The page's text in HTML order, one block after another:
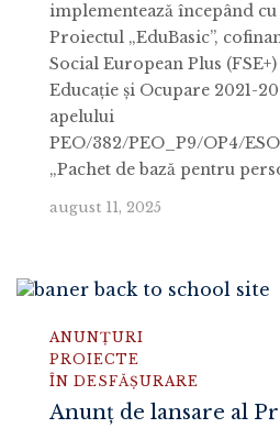
implementează începând cu
Proiectul „EduBasic”,
Social European Plus
Educație și Ocupare 2021-
apelului
PEO/382/PEO_P9/OP4/
„Pachet de bază pentru
august 11, 2025
ANUNȚURI
PROIECTE
ÎN DESFĂȘURARE
Anunț de lansare al